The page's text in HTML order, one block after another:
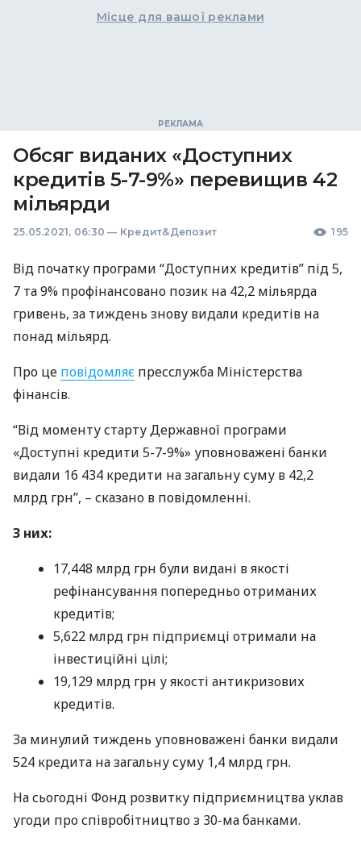
Місце для вашої реклами
Обсяг виданих «Доступних
кредитів 5-7-9%» перевищив 42
мільярди
25.05.2021, 06:30 — Кредит&Депозит 195
Від початку програми “Доступних кредитів” під 5,
7 та 9% профінансовано позик на 42,2 мільярда
гривень, за тиждень знову видали кредитів на
понад мільярд.
Про це повідомляє пресслужба Міністерства
фінансів.
“Від моменту старту Державної програми
«Доступні кредити 5-7-9%» уповноважені банки
видали 16 434 кредити на загальну суму в 42,2
млрд грн”, – сказано в повідомленні.
З них:
17,448 млрд грн були видані в якості
рефінансування попередньо отриманих
кредитів;
5,622 млрд грн підприємці отримали на
інвестиційні цілі;
19,129 млрд грн у якості антикризових
кредитів.
За минулий тиждень уповноважені банки видали
524 кредита на загальну суму 1,4 млрд грн.
На сьогодні Фонд розвитку підприємництва уклав
угоди про співробітництво з 30-ма банками.